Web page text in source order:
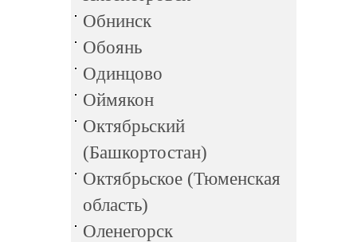
Обнинск
Обоянь
Одинцово
Оймякон
Октябрьский
(Башкортостан)
Октябрьское (Тюменская
область)
Оленегорск